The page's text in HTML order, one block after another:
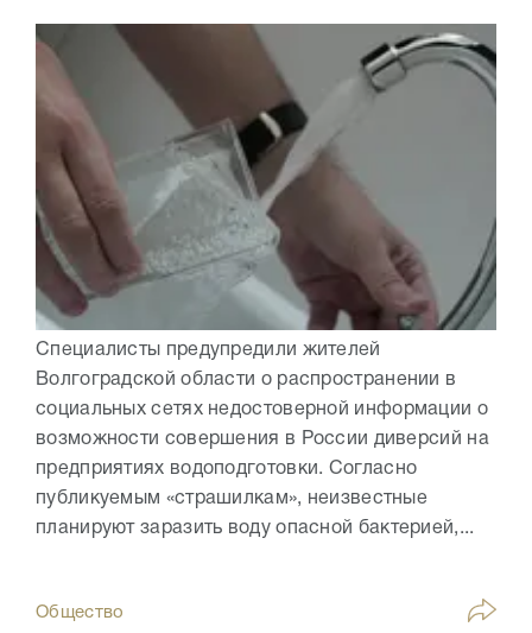
Специалисты предупредили жителей
Волгоградской области о распространении в
социальных сетях недостоверной информации о
возможности совершения в России диверсий на
предприятиях водоподготовки. Согласно
публикуемым «страшилкам», неизвестные
планируют заразить воду опасной бактерией,...
Общество